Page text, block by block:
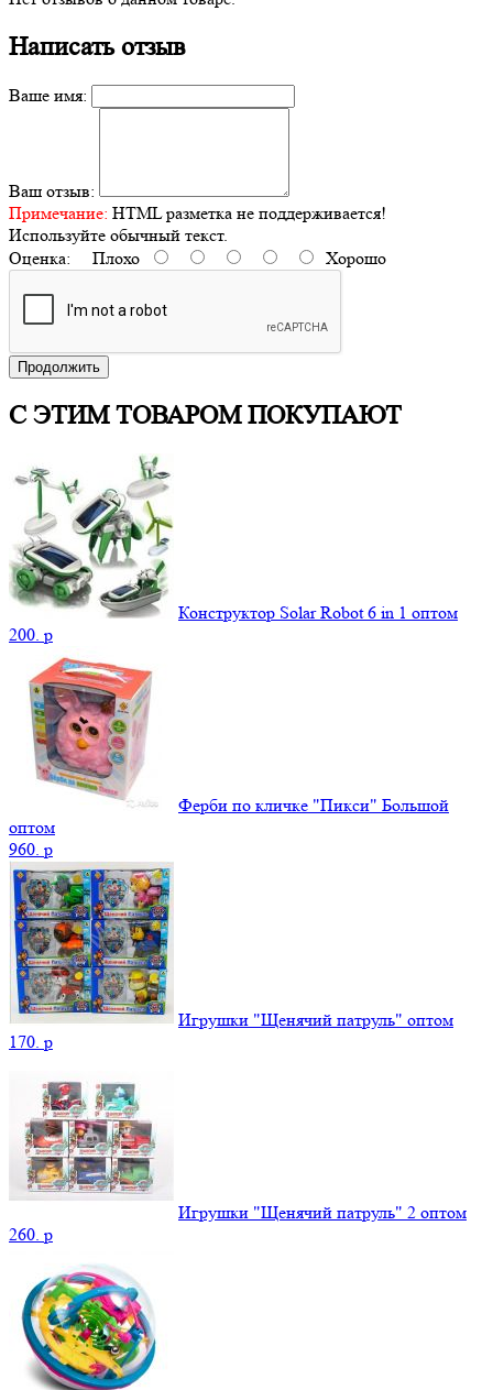
Написать отзыв
Ваше имя:
Ваш отзыв:
Примечание: HTML разметка не поддерживается!
Используйте обычный текст.
Оценка: Плохо Хорошо
Продолжить
С ЭТИМ ТОВАРОМ ПОКУПАЮТ
Конструктор Solar Robot 6 in 1 оптом
200. p
Ферби по кличке "Пикси" Большой
оптом
960. p
Игрушки "Щенячий патруль" оптом
170. p
Игрушки "Щенячий патруль" 2 оптом
260. p